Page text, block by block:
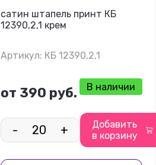
сатин штапель принт КБ
12390,2,1 крем
Артикул: КБ 12390,2,1
от 390 руб. В наличии
- +
Добавить
в корзину